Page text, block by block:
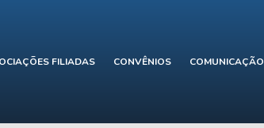
FILIADAS CONVÊNIOS COMUNICAÇÃO